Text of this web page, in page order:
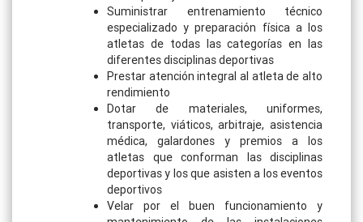
Suministrar entrenamiento técnico
especializado y preparación física a los
atletas de todas las categorías en las
diferentes disciplinas deportivas
Prestar atención integral al atleta de alto
rendimiento
Dotar de materiales, uniformes,
transporte, viáticos, arbitraje, asistencia
médica, galardones y premios a los
atletas que conforman las disciplinas
deportivas y los que asisten a los eventos
deportivos
Velar por el buen funcionamiento y